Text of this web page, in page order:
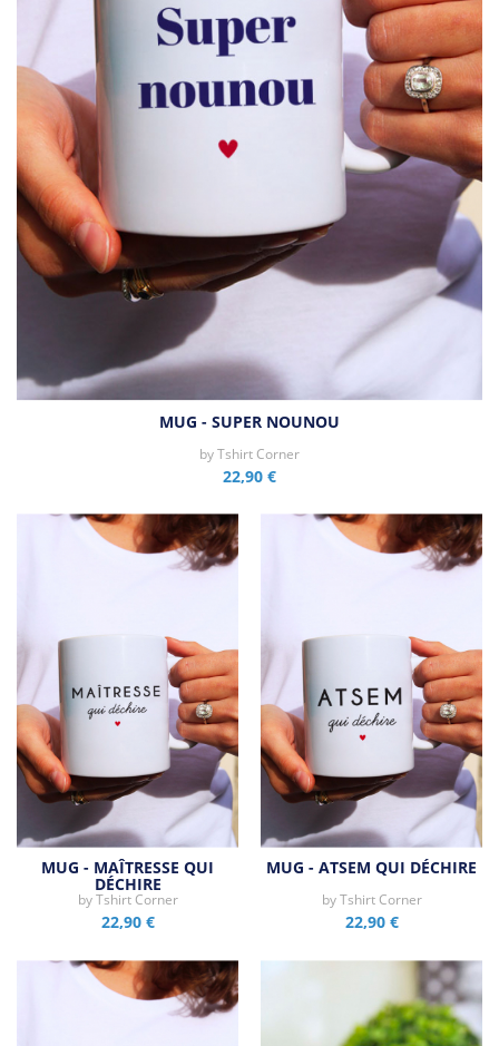
MUG - SUPER NOUNOU
byTshirt Corner
22,90 €
MUG - MAÎTRESSE QUI
DÉCHIRE
byTshirt Corner
22,90 €
MUG - ATSEM QUI DÉCHIRE
byTshirt Corner
22,90 €